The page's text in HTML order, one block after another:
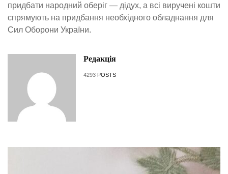
придбати народний оберіг — дідух, а всі виручені кошти
спрямують на придбання необхідного обладнання для
Сил Оборони України.
Редакція
4293 POSTS